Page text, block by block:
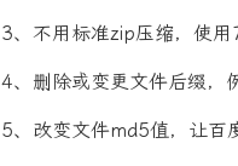
3、不用标准zip压缩，使
4、删除或变更文件后缀，
5、改变文件md5值，让百